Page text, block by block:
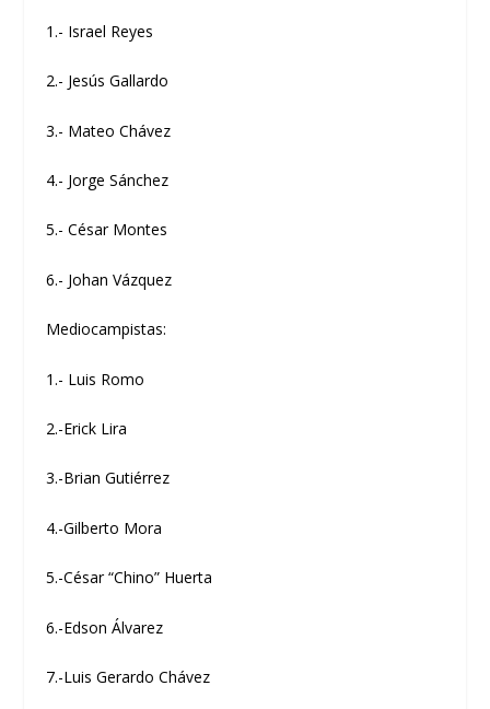
1.- Israel Reyes
2.- Jesús Gallardo
3.- Mateo Chávez
4.- Jorge Sánchez
5.- César Montes
6.- Johan Vázquez
Mediocampistas:
1.- Luis Romo
2.-Erick Lira
3.-Brian Gutiérrez
4.-Gilberto Mora
5.-César “Chino” Huerta
6.-Edson Álvarez
7.-Luis Gerardo Chávez